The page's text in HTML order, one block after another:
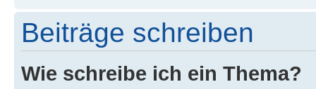
Beiträge schreiben
Wie schreibe ich ein Thema?